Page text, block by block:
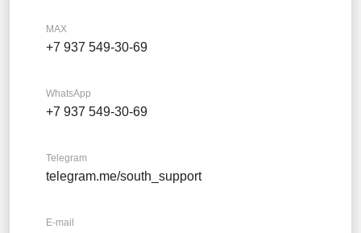
MAX
+7 937 549-30-69
WhatsApp
+7 937 549-30-69
Telegram
telegram.me/south_support
E-mail